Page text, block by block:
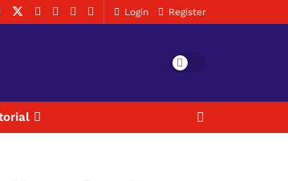
Login Register